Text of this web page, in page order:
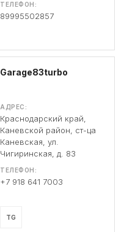
ТЕЛЕФОН:
89995502857
Garage83turbo
АДРЕС:
Краснодарский край,
Каневской район, ст-ца
Каневская, ул.
Чигиринская, д. 83
ТЕЛЕФОН:
+7 918 641 7003
TG